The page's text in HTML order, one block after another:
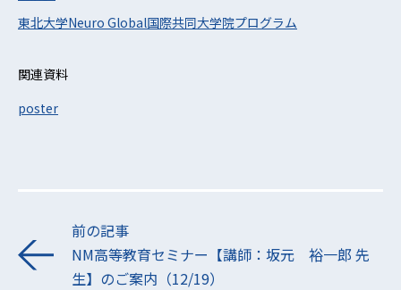
東北大学Neuro Global国際共同大学院プログラム
関連資料
poster
前の記事
NM高等教育セミナー【講師：坂元 裕一郎 先
生】のご案内（12/19）